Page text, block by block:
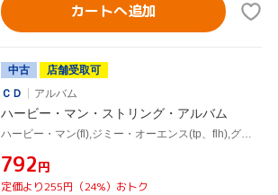
カートへ追加
中古
店舗受取可
ＣＤ
アルバム
ハービー・マン・ストリング・アルバム
ハービー・マン(fl),ジミー・オーエンス(tp、flh),グロリア・アゴスティーニ(hp),ジーン・バートンシーニ(g),リチャード・デイヴィス(b),メル・ルイス(ds),カルロス“パタート"ヴァルデス(cga),フィル・クラウス(perc)
¥792円
定価より255円（24%）おトク